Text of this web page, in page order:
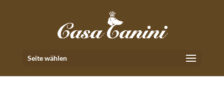
Seite wählen